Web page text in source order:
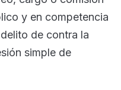
y en competencia
de contra la
simple de